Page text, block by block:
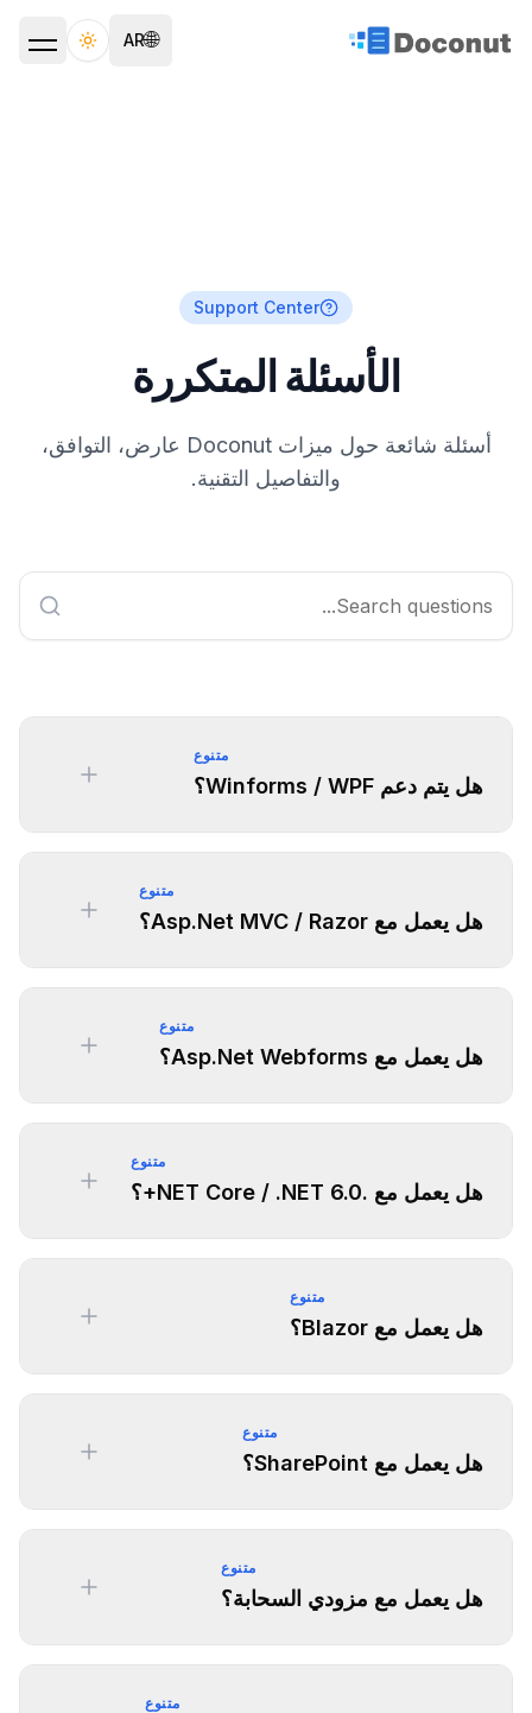
🌐
AR
theme
Support Center
الأسئلة المتكررة
أسئلة شائعة حول ميزات Doconut عارض، التوافق،
والتفاصيل التقنية.
متنوع
هل يتم دعم Winforms / WPF؟
متنوع
هل يعمل مع Asp.Net MVC / Razor؟
متنوع
هل يعمل مع Asp.Net Webforms؟
متنوع
هل يعمل مع .NET Core / .NET 6.0+؟
متنوع
هل يعمل مع Blazor؟
متنوع
هل يعمل مع SharePoint؟
متنوع
هل يعمل مع مزودي السحابة؟
متنوع